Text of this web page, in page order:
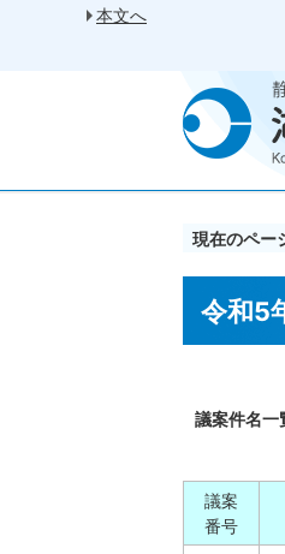
本文へ
現在のペー
令和5
議案件名一
議案
番号